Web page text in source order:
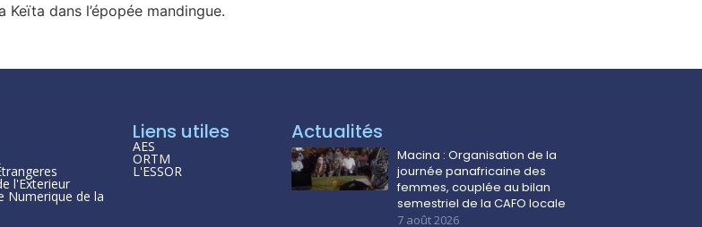
dans l’épopée mandingue.
l'Exterieur
Numerique de la
Liens utiles
AES
ORTM
L'ESSOR
Actualités
Macina : Organisation de la
journée panafricaine des
femmes, couplée au bilan
semestriel de la CAFO locale
7 août 2026